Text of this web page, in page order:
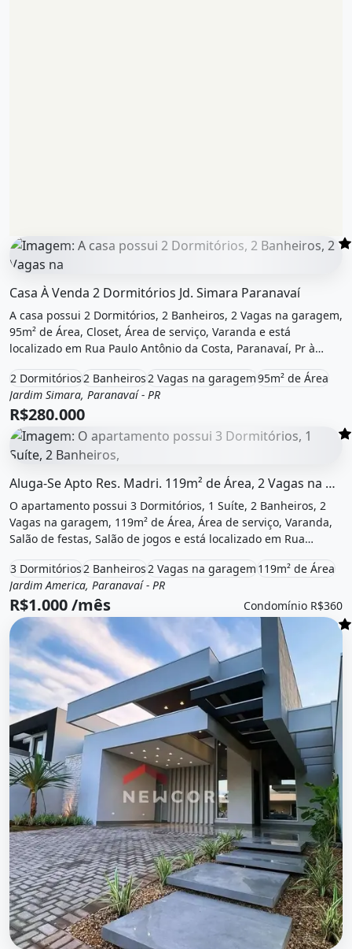
O imóvel &quot;Casa à venda 2 dormitórios jd. simara
Casa À Venda 2 Dormitórios Jd. Simara Paranavaí
A casa possui 2 Dormitórios, 2 Banheiros, 2 Vagas na garagem,
95m² de Área, Closet, Área de serviço, Varanda e está
localizado em Rua Paulo Antônio da Costa, Paranavaí, Pr à
2 Dormitórios2 Banheiros2 Vagas na garagem95m² de Área
Venda
Casa
Jardim Simara, Paranavaí - PR
R$280.000
O imóvel &quot;Aluga-se apto res. madri. 119m² de
Aluga-Se Apto Res. Madri. 119m² de Área, 2 Vagas na garageme3...
O apartamento possui 3 Dormitórios, 1 Suíte, 2 Banheiros, 2
Vagas na garagem, 119m² de Área, Área de serviço, Varanda,
Salão de festas, Salão de jogos e está localizado em Rua
R$1.000 /Mês e Condomínio por R$360 /Mês.
3 Dormitórios2 Banheiros2 Vagas na garagem 119m² de Área
Aluguel
Apartamento
Jardim America, Paranavaí - PR
R$1.000 /mês Condomínio R$360